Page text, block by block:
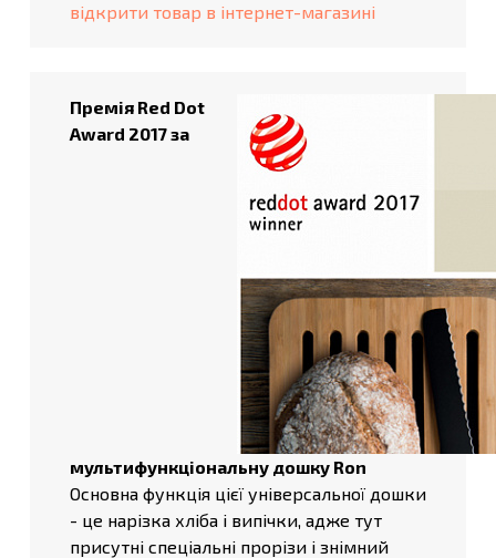
відкрити товар в інтернет-магазині
Премія Red Dot
Award 2017 за
мультифункціональну дошку Ron
Основна функція цієї універсальної дошки
- це нарізка хліба і випічки, адже тут
присутні спеціальні прорізи і знімний